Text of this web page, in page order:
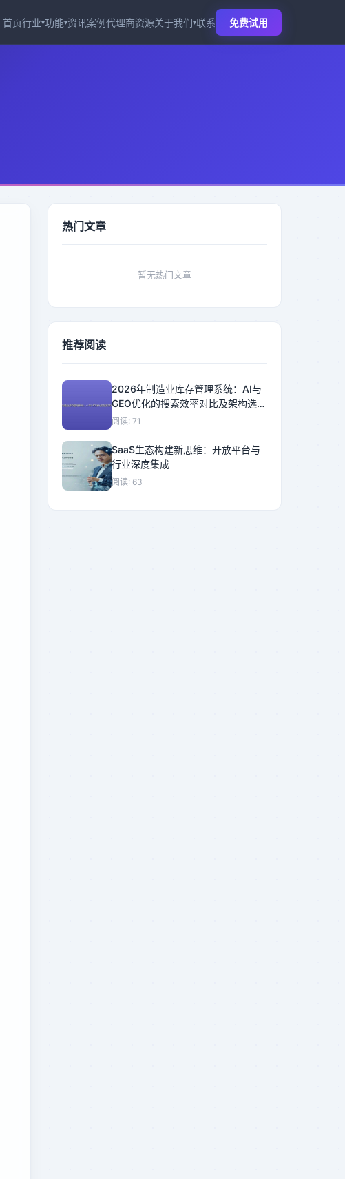
首页行业▾功能▾资讯案例代理商资源关于我们▾联系 免费试用
热门文章
暂无热门文章
推荐阅读
2026年制造业库存管理系统：AI与
GEO优化的搜索效率对比及架构选型
指南
阅读: 71
SaaS生态构建新思维：开放平台与
行业深度集成
阅读: 63